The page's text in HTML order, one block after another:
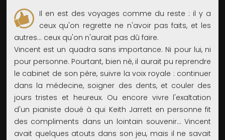
Il en est des voyages comme du reste : il y a
ceux qu'on regrette ne n'avoir pas faits, et les
autres… ceux qu'on n'aurait pas dû faire.
Vincent est un quadra sans importance. Ni pour lui, ni
pour personne. Pourtant, bien né, il aurait pu reprendre
le cabinet de son père, suivre la voix royale : continuer
dans la médecine, soigner des dents, et couler des
jours tristes et heureux. Ou encore vivre l'exaltation
d'un pianiste doué à qui Keith Jarrett en personne fit
des compliments dans un lointain souvenir… Vincent
avait quelques atouts dans son jeu, mais il ne savait